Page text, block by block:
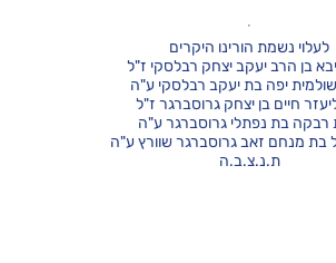
לעלוי נשמת הורינו היקרים
בן הרב יעקב יצחק רבלסקי ז"ל
יפה בת יעקב רבלסקי ע"ה
חיים בן יצחק גרוסברגר ז"ל
רבקה בת נפתלי גרוסברגר ע"ה
בת מנחם זאב גרוסברגר שוורץ ע"ה
ת.נ.צ.ב.ה